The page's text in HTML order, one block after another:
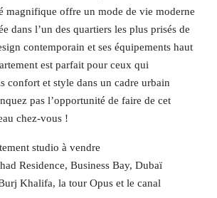
magnifique offre un mode de vie moderne
dans l’un des quartiers les plus prisés de
contemporain et ses équipements haut
est parfait pour ceux qui
confort et style dans un cadre urbain
pas l’opportunité de faire de cet
chez-vous !
studio à vendre
Residence, Business Bay, Dubaï
Khalifa, la tour Opus et le canal